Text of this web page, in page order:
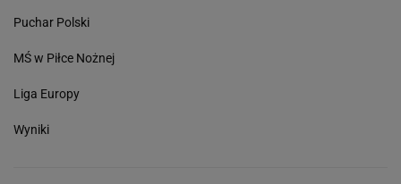
Puchar Polski
MŚ w Piłce Nożnej
Liga Europy
Wyniki